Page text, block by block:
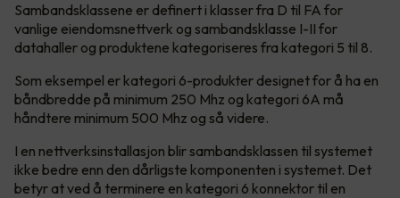
Sambandsklassene er definert i klasser fra D til FA for
vanlige eiendomsnettverk og sambandsklasse I-II for
datahaller og produktene kategoriseres fra kategori 5 til 8.
Som eksempel er kategori 6-produkter designet for å ha en
båndbredde på minimum 250 Mhz og kategori 6A må
håndtere minimum 500 Mhz og så videre.
I en nettverksinstallasjon blir sambandsklassen til systemet
ikke bedre enn den dårligste komponenten i systemet. Det
betyr at ved å terminere en kategori 6 konnektor til en